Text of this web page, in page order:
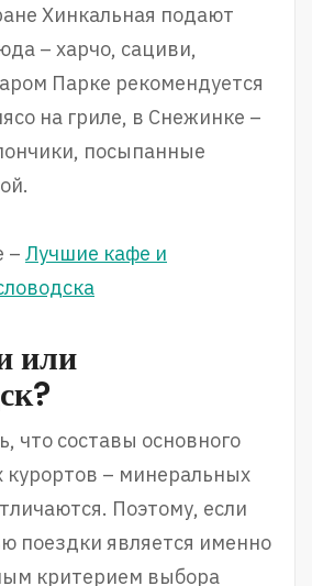
Хинкальная подают
– харчо, сациви,
Парке рекомендуется
на гриле, в Снежинке –
посыпанные
– Лучшие кафе и
или
что составы основного
курортов – минеральных
Поэтому, если
поездки является именно
критерием выбора